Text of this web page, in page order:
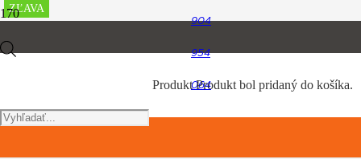
904
954
064
Products
search
ProduktProdukt bol pridaný do košíka.
Úvod
Akumulátorový program
STIHL RMA 765 V
ZĽAVA
ZĽAVA
ZĽAVA
ZĽAVA
ZĽAVA
ZĽAVA
ZĽAVA
ZĽAVA
ZĽAVA
ZĽAVA